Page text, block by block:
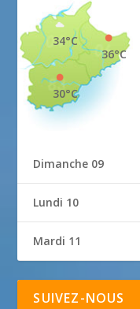
36°C
34°C
30°C
Dimanche 09
Lundi 10
Mardi 11
SUIVEZ-NOUS